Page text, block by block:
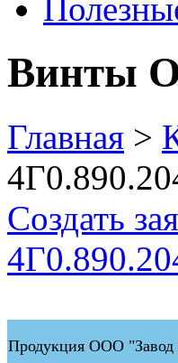
Винты
Главная >
Создать
Продукция ООО "Завод